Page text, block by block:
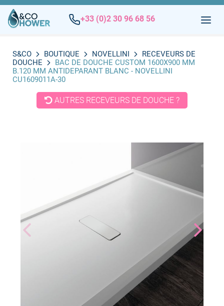
+33 (0)2 30 96 68 56
S&CO BOUTIQUE NOVELLINI
RECEVEURS DE
DOUCHE
BAC DE DOUCHE CUSTOM 1600X900 MM
B.120 MM ANTIDEPARANT BLANC - NOVELLINI
CU1609011A-30
AUTRES RECEVEURS DE DOUCHE ?